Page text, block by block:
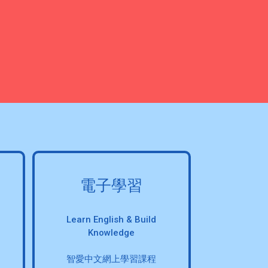
電子學習
Learn English & Build
Knowledge
智愛中文網上學習課程